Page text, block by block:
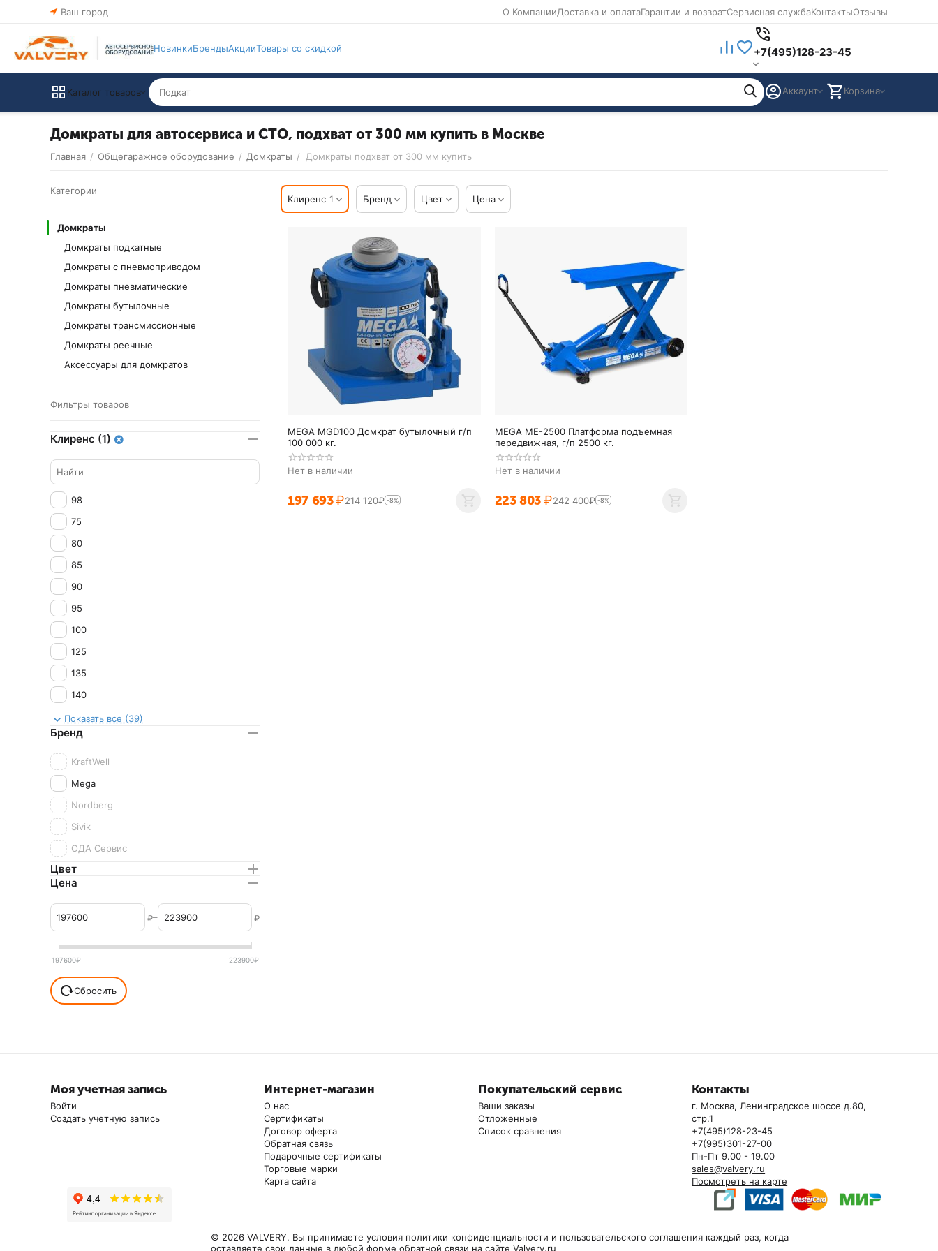
Ваш город О КомпанииДоставка и оплатаГарантии и возвратСервисная службаКонтактыОтзывы
НовинкиБрендыАкцииТовары со скидкой +7(495)128-23-45
Каталог товаров Аккаунт Корзина
Домкраты для автосервиса и СТО, подхват от 300 мм купить в Москве
Главная / Общегаражное оборудование / Домкраты / Домкраты подхват от 300 мм купить
Клиренс 1 Бренд Цвет Цена
MEGA MGD100 Домкрат бутылочный г/п
100 000 кг.
Нет в наличии
197 693₽214 120₽ -8%
MEGA ME-2500 Платформа подъемная
передвижная, г/п 2500 кг.
Нет в наличии
223 803₽242 400₽ -8%
Категории
Домкраты
Домкраты подкатные
Домкраты с пневмоприводом
Домкраты пневматические
Домкраты бутылочные
Домкраты трансмиссионные
Домкраты реечные
Аксессуары для домкратов
Фильтры товаров
Клиренс (1)
98
75
80
85
90
95
100
125
135
140
145
148
150
155
160
168
170
180
185
200
212
215
280
335
242
Показать все (39)
Бренд
KraftWell
Mega
Nordberg
Sivik
ОДА Сервис
Цвет
Цена
₽– ₽
197600₽ 223900₽
Сбросить
Моя учетная запись
Войти
Создать учетную запись
Интернет-магазин
О нас
Сертификаты
Договор оферта
Обратная связь
Подарочные сертификаты
Торговые марки
Карта сайта
Покупательский сервис
Ваши заказы
Отложенные
Список сравнения
Контакты
г. Москва, Ленинградское шоссе д.80,
стр.1
+7(495)128-23-45
+7(995)301-27-00
Пн-Пт 9.00 - 19.00
sales@valvery.ru
Посмотреть на карте
© 2026 VALVERY. Вы принимаете условия политики конфиденциальности и пользовательского соглашения каждый раз, когда
оставляете свои данные в любой форме обратной связи на сайте Valvery.ru